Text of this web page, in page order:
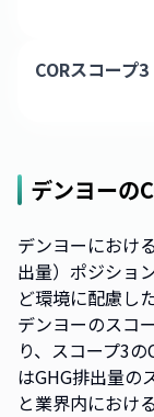
CORスコープ3
デンヨーの
デンヨーにおけ
出量）ポジショ
ど環境に配慮し
デンヨーのスコ
り、スコープ3
はGHG排出量の
と業界内におけ